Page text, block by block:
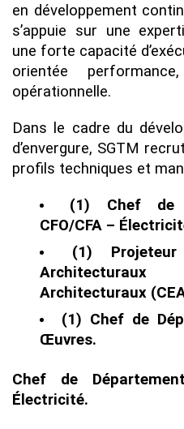
en développement
s’appuie sur une
une forte capacité
orientée
opérationnelle.
Dans le cadre du
d’envergure, SGTM
profils techniques et
(1) Chef de
CFO/CFA –
(1)
Architecturaux
(1) Chef de
Œuvres.
Chef de
Électricité.